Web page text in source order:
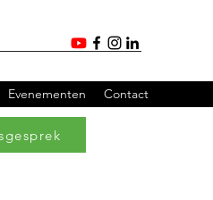
Evenementen Contact